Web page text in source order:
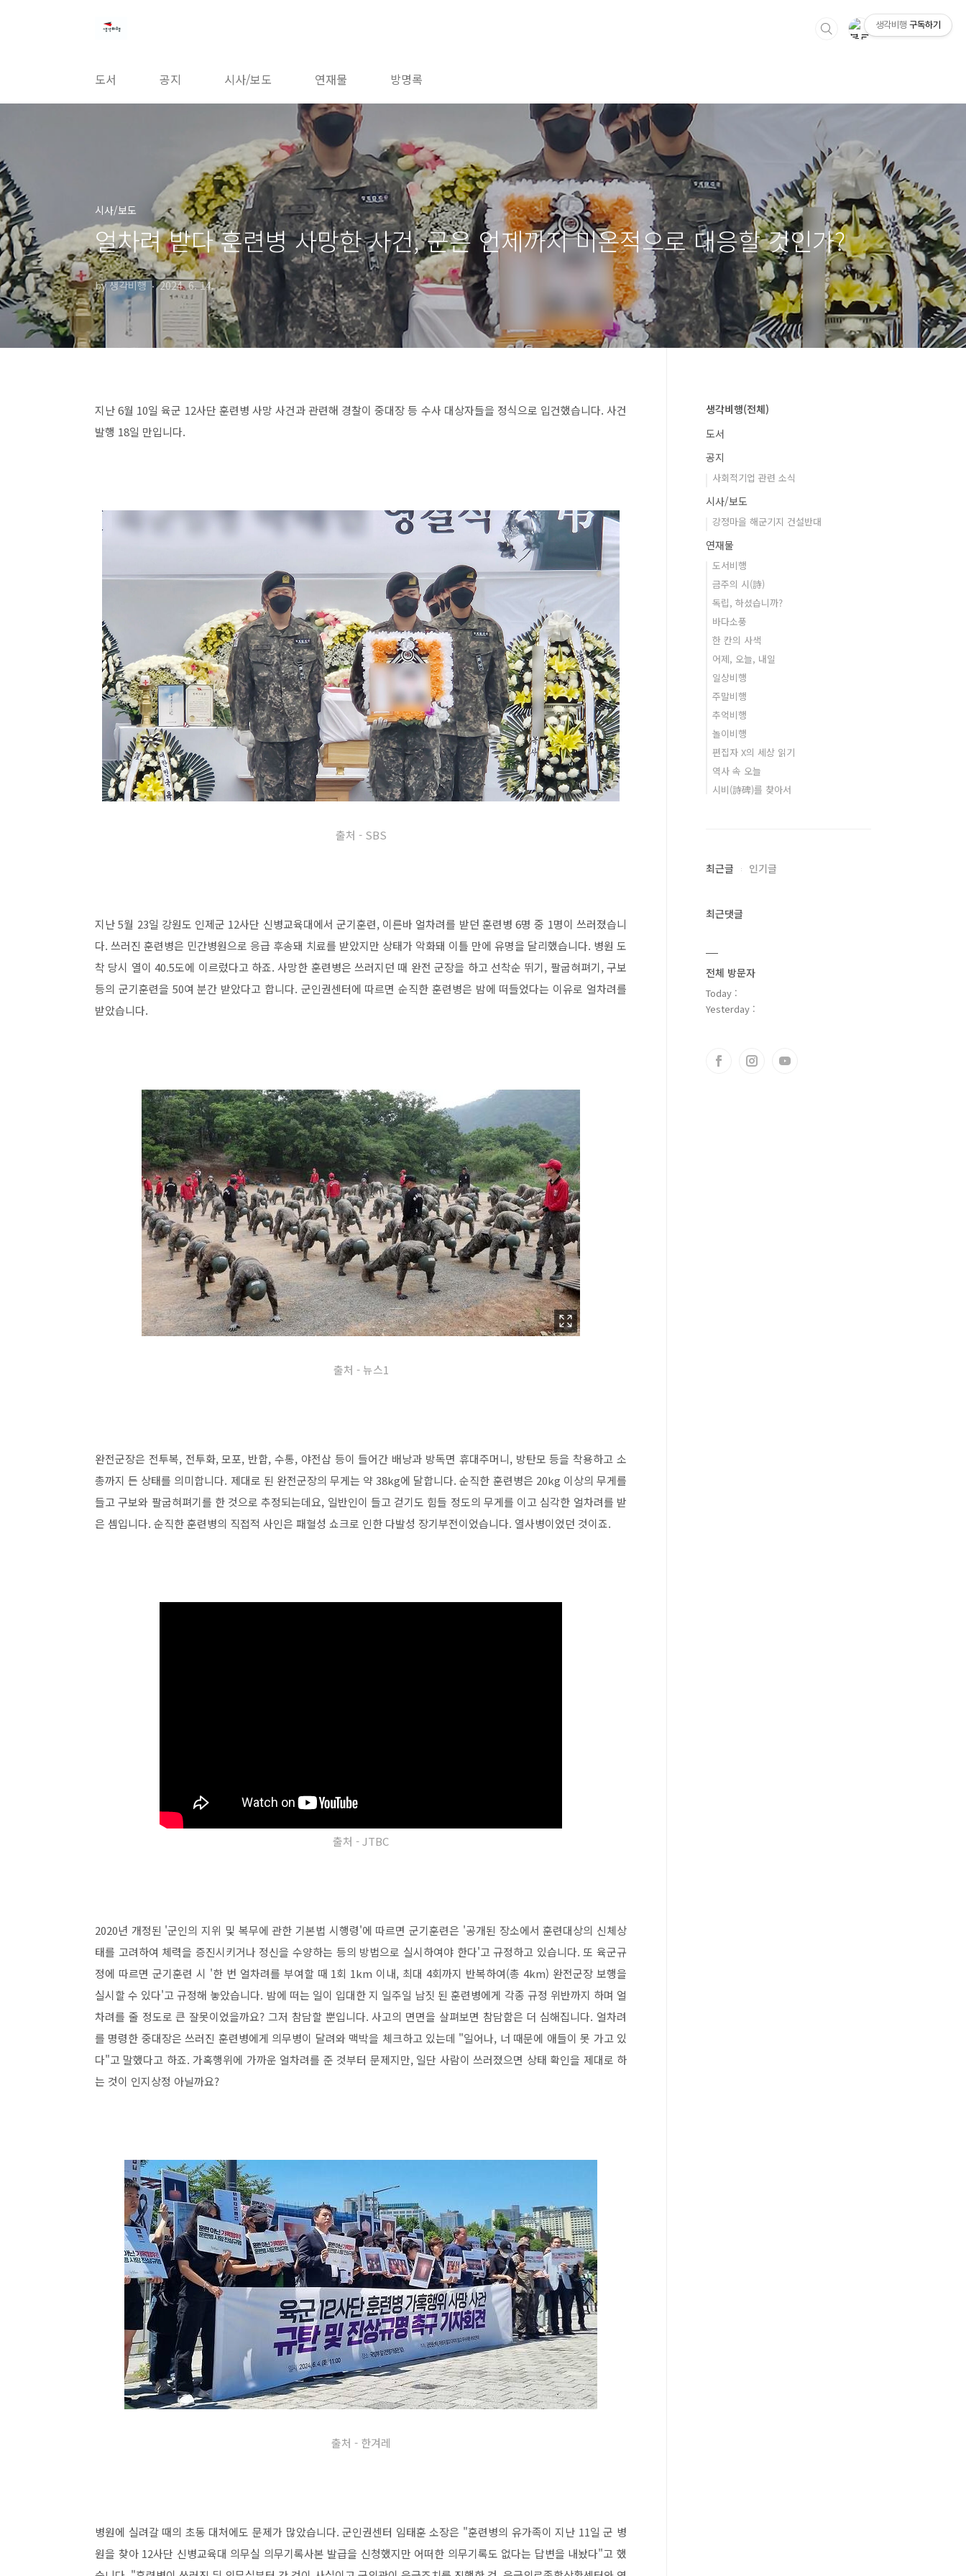
도서 공지 시사/보도 연재물 방명록
시사/보도
얼차려 받다 훈련병 사망한 사건, 군은 언제까지 미온적으로 대응할 것인가?
by 생각비행 2024. 6. 14.
지난 6월 10일 육군 12사단 훈련병 사망 사건과 관련해 경찰이 중대장 등 수사 대상자들을 정식으로 입건했습니다. 사건
발행 18일 만입니다.
출처 - SBS
지난 5월 23일 강원도 인제군 12사단 신병교육대에서 군기훈련, 이른바 얼차려를 받던 훈련병 6명 중 1명이 쓰러졌습니
다. 쓰러진 훈련병은 민간병원으로 응급 후송돼 치료를 받았지만 상태가 악화돼 이틀 만에 유명을 달리했습니다. 병원 도
착 당시 열이 40.5도에 이르렀다고 하죠. 사망한 훈련병은 쓰러지던 때 완전 군장을 하고 선착순 뛰기, 팔굽혀펴기, 구보
등의 군기훈련을 50여 분간 받았다고 합니다. 군인권센터에 따르면 순직한 훈련병은 밤에 떠들었다는 이유로 얼차려를
받았습니다.
출처 - 뉴스1
완전군장은 전투복, 전투화, 모포, 반합, 수통, 야전삽 등이 들어간 배낭과 방독면 휴대주머니, 방탄모 등을 착용하고 소
총까지 든 상태를 의미합니다. 제대로 된 완전군장의 무게는 약 38kg에 달합니다. 순직한 훈련병은 20kg 이상의 무게를
들고 구보와 팔굽혀펴기를 한 것으로 추정되는데요, 일반인이 들고 걷기도 힘들 정도의 무게를 이고 심각한 얼차려를 받
은 셈입니다. 순직한 훈련병의 직접적 사인은 패혈성 쇼크로 인한 다발성 장기부전이었습니다. 열사병이었던 것이죠.
출처 - JTBC
2020년 개정된 '군인의 지위 및 복무에 관한 기본법 시행령'에 따르면 군기훈련은 '공개된 장소에서 훈련대상의 신체상
태를 고려하여 체력을 증진시키거나 정신을 수양하는 등의 방법으로 실시하여야 한다'고 규정하고 있습니다. 또 육군규
정에 따르면 군기훈련 시 '한 번 얼차려를 부여할 때 1회 1km 이내, 최대 4회까지 반복하여(총 4km) 완전군장 보행을
실시할 수 있다'고 규정해 놓았습니다. 밤에 떠는 일이 입대한 지 일주일 남짓 된 훈련병에게 각종 규정 위반까지 하며 얼
차려를 줄 정도로 큰 잘못이었을까요? 그저 참담할 뿐입니다. 사고의 면면을 살펴보면 참담함은 더 심해집니다. 얼차려
를 명령한 중대장은 쓰러진 훈련병에게 의무병이 달려와 맥박을 체크하고 있는데 "일어나, 너 때문에 애들이 못 가고 있
다"고 말했다고 하죠. 가혹행위에 가까운 얼차려를 준 것부터 문제지만, 일단 사람이 쓰러졌으면 상태 확인을 제대로 하
는 것이 인지상정 아닐까요?
출처 - 한겨레
병원에 실려갈 때의 초동 대처에도 문제가 많았습니다. 군인권센터 임태훈 소장은 "훈련병의 유가족이 지난 11일 군 병
원을 찾아 12사단 신병교육대 의무실 의무기록사본 발급을 신청했지만 어떠한 의무기록도 없다는 답변을 내놨다"고 했
생각비행(전체)
도서
공지
사회적기업 관련 소식
시사/보도
강정마을 해군기지 건설반대
연재물
도서비행
금주의 시(詩)
독립, 하셨습니까?
바다소풍
한 칸의 사색
어제, 오늘, 내일
일상비행
주말비행
추억비행
놀이비행
편집자 X의 세상 읽기
역사 속 오늘
시비(詩碑)를 찾아서
최근글 인기글
최근댓글
전체 방문자
Today :
Yesterday :
생각비행 구독하기